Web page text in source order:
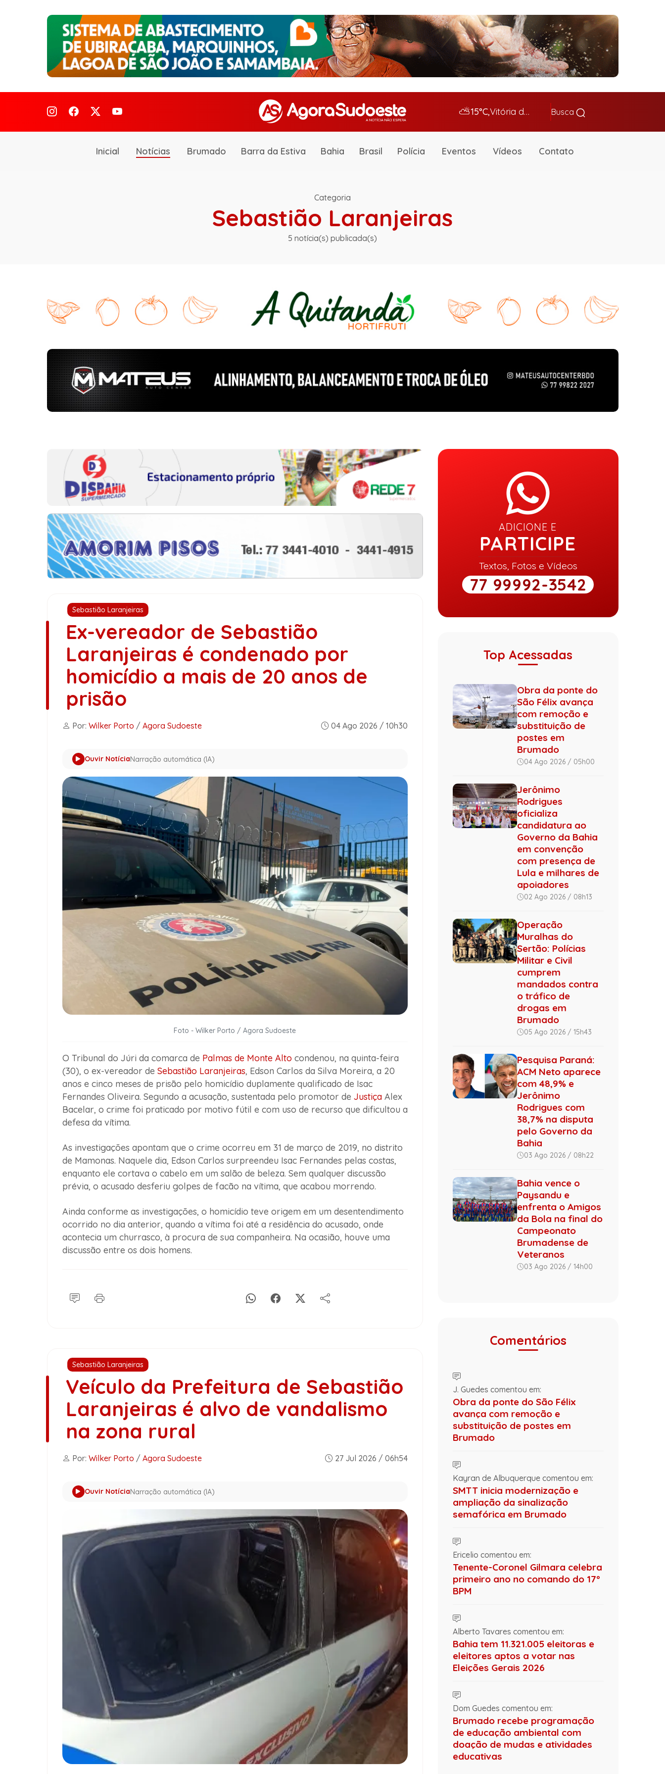
⛅15°C, Vitória da Conq… Busca
Inicial Notícias Brumado Barra da Estiva Bahia Brasil Polícia Eventos Vídeos Contato
Categoria
Sebastião Laranjeiras
5 notícia(s) publicada(s)
Sebastião Laranjeiras
Ex-vereador de Sebastião
Laranjeiras é condenado por
homicídio a mais de 20 anos de
prisão
Por: Wilker Porto / Agora Sudoeste 04 Ago 2026 / 10h30
Ouvir NotíciaNarração automática (IA)
Foto - Wilker Porto / Agora Sudoeste
O Tribunal do Júri da comarca de Palmas de Monte Alto condenou, na quinta-feira
(30), o ex-vereador de Sebastião Laranjeiras, Edson Carlos da Silva Moreira, a 20
anos e cinco meses de prisão pelo homicídio duplamente qualificado de Isac
Fernandes Oliveira. Segundo a acusação, sustentada pelo promotor de JustiçaAlex
Bacelar, o crime foi praticado por motivo fútil e com uso de recurso que dificultou a
defesa da vítima.
As investigações apontam que o crime ocorreu em 31 de março de 2019, no distrito
de Mamonas. Naquele dia, Edson Carlos surpreendeu Isac Fernandes pelas costas,
enquanto ele cortava o cabelo em um salão de beleza. Sem qualquer discussão
prévia, o acusado desferiu golpes de facão na vítima, que acabou morrendo.
Ainda conforme as investigações, o homicídio teve origem em um desentendimento
ocorrido no dia anterior, quando a vítima foi até a residência do acusado, onde
acontecia um churrasco, à procura de sua companheira. Na ocasião, houve uma
discussão entre os dois homens.
Sebastião Laranjeiras
Veículo da Prefeitura de Sebastião
Laranjeiras é alvo de vandalismo
na zona rural
Por: Wilker Porto / Agora Sudoeste 27 Jul 2026 / 06h54
Ouvir NotíciaNarração automática (IA)
ADICIONE E
PARTICIPE
Textos, Fotos e Vídeos
77 99992-3542
Top Acessadas
Obra da ponte do
São Félix avança
com remoção e
substituição de
postes em
Brumado
04 Ago 2026 / 05h00
Jerônimo
Rodrigues
oficializa
candidatura ao
Governo da Bahia
em convenção
com presença de
Lula e milhares de
apoiadores
02 Ago 2026 / 08h13
Operação
Muralhas do
Sertão: Polícias
Militar e Civil
cumprem
mandados contra
o tráfico de
drogas em
Brumado
05 Ago 2026 / 15h43
Pesquisa Paraná:
ACM Neto aparece
com 48,9% e
Jerônimo
Rodrigues com
38,7% na disputa
pelo Governo da
Bahia
03 Ago 2026 / 08h22
Bahia vence o
Paysandu e
enfrenta o Amigos
da Bola na final do
Campeonato
Brumadense de
Veteranos
03 Ago 2026 / 14h00
Comentários
J. Guedes comentou em:
Obra da ponte do São Félix
avança com remoção e
substituição de postes em
Brumado
Kayran de Albuquerque comentou em:
SMTT inicia modernização e
ampliação da sinalização
semafórica em Brumado
Ericelio comentou em:
Tenente-Coronel Gilmara celebra
primeiro ano no comando do 17º
BPM
Alberto Tavares comentou em:
Bahia tem 11.321.005 eleitoras e
eleitores aptos a votar nas
Eleições Gerais 2026
Dom Guedes comentou em:
Brumado recebe programação
de educação ambiental com
doação de mudas e atividades
educativas